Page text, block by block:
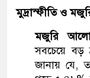
মুদ্রাস্ফীতি ও
মজুরি
সবচেয়ে বড়
জানায় যে,